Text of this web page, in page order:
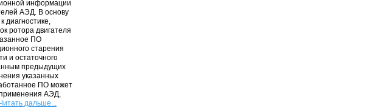
информации
АЭД. В основу
диагностике,
ротора двигателя
ПО
старения
и остаточного
предыдущих
указанных
ПО может
АЭД,
дальше...